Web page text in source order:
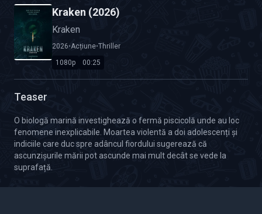
Kraken (2026)
Kraken
2026•Acțiune•Thriller
1080p
Calitate Video: HD 1080p
00:25
Durată: 00:25
Teaser
O biologă marină investighează o fermă piscicolă unde au loc
fenomene inexplicabile. Moartea violentă a doi adolescenți și
indiciile care duc spre adâncul fiordului sugerează că
ascunzișurile mării pot ascunde mai mult decât se vede la
suprafață.